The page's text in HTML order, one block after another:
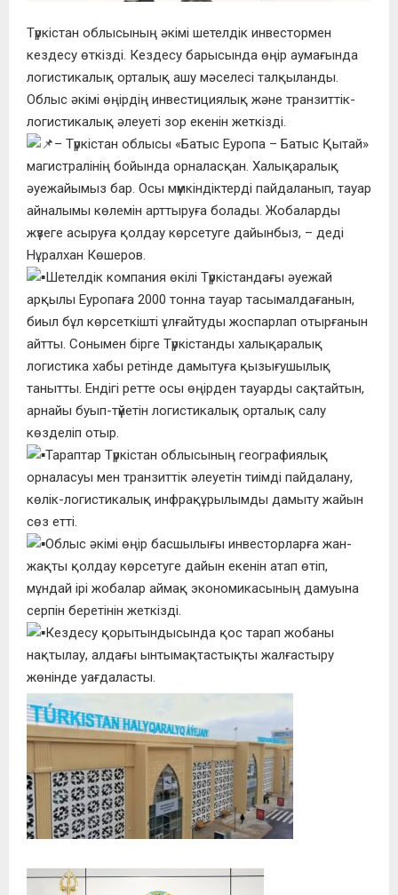
Түркістан облысының әкімі шетелдік инвестормен
кездесу өткізді. Кездесу барысында өңір аумағында
логистикалық орталық ашу мәселесі талқыланды.
Облыс әкімі өңірдің инвестициялық және транзиттік-
логистикалық әлеуеті зор екенін жеткізді.
– Түркістан облысы «Батыс Еуропа – Батыс Қытай»
магистралінің бойында орналасқан. Халықаралық
әуежайымыз бар. Осы мүмкіндіктерді пайдаланып, тауар
айналымы көлемін арттыруға болады. Жобаларды
жүзеге асыруға қолдау көрсетуге дайынбыз, – деді
Нұралхан Көшеров.
Шетелдік компания өкілі Түркістандағы әуежай
арқылы Еуропаға 2000 тонна тауар тасымалдағанын,
биыл бұл көрсеткішті ұлғайтуды жоспарлап отырғанын
айтты. Сонымен бірге Түркістанды халықаралық
логистика хабы ретінде дамытуға қызығушылық
танытты. Ендігі ретте осы өңірден тауарды сақтайтын,
арнайы буып-түйетін логистикалық орталық салу
көзделіп отыр.
Тараптар Түркістан облысының географиялық
орналасуы мен транзиттік әлеуетін тиімді пайдалану,
көлік-логистикалық инфрақұрылымды дамыту жайын
сөз етті.
Облыс әкімі өңір басшылығы инвесторларға жан-
жақты қолдау көрсетуге дайын екенін атап өтіп,
мұндай ірі жобалар аймақ экономикасының дамуына
серпін беретінін жеткізді.
Кездесу қорытындысында қос тарап жобаны
нақтылау, алдағы ынтымақтастықты жалғастыру
жөнінде уағдаласты.